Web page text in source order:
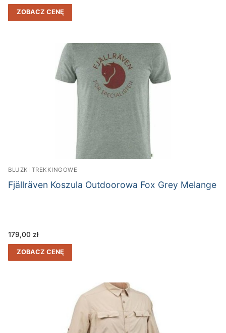
ZOBACZ CENĘ
BLUZKI TREKKINGOWE
Fjällräven Koszula Outdoorowa Fox Grey Melange
179,00 zł
ZOBACZ CENĘ